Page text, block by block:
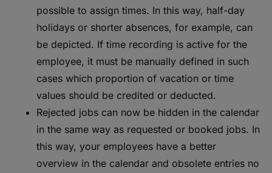
possible to assign times. In this way, half-day
holidays or shorter absences, for example, can
be depicted. If time recording is active for the
employee, it must be manually defined in such
cases which proportion of vacation or time
values should be credited or deducted.
Rejected jobs can now be hidden in the calendar
in the same way as requested or booked jobs. In
this way, your employees have a better
overview in the calendar and obsolete entries no